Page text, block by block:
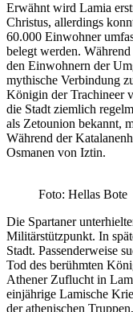
Erwähnt wird Lamia
Christus, allerdings
60.000 Einwohner
belegt werden.
den Einwohnern der
mythische Verbindung
Königin der Trachineer
die Stadt ziemlich
als Zetounion bekannt,
Während der
Osmanen von Iztin.
Foto: Hellas Bote
Die Spartaner
Militärstützpunkt. In
Stadt. Passenderweise
Tod des berühmten
Athener Zuflucht in
einjährige Lamische
der athenischen